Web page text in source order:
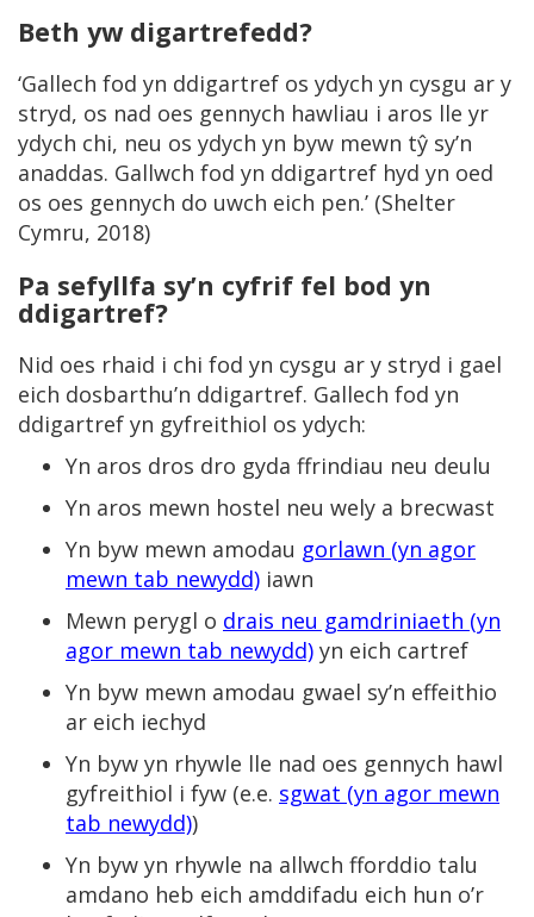
Beth yw digartrefedd?
‘Gallech fod yn ddigartref os ydych yn cysgu ar y
stryd, os nad oes gennych hawliau i aros lle yr
ydych chi, neu os ydych yn byw mewn tŷ sy’n
anaddas. Gallwch fod yn ddigartref hyd yn oed
os oes gennych do uwch eich pen.’ (Shelter
Cymru, 2018)
Pa sefyllfa sy’n cyfrif fel bod yn
ddigartref?
Nid oes rhaid i chi fod yn cysgu ar y stryd i gael
eich dosbarthu’n ddigartref. Gallech fod yn
ddigartref yn gyfreithiol os ydych:
Yn aros dros dro gyda ffrindiau neu deulu
Yn aros mewn hostel neu wely a brecwast
Yn byw mewn amodau gorlawn (yn agor
mewn tab newydd) iawn
Mewn perygl o drais neu gamdriniaeth (yn
agor mewn tab newydd) yn eich cartref
Yn byw mewn amodau gwael sy’n effeithio
ar eich iechyd
Yn byw yn rhywle lle nad oes gennych hawl
gyfreithiol i fyw (e.e. sgwat (yn agor mewn
tab newydd))
Yn byw yn rhywle na allwch fforddio talu
amdano heb eich amddifadu eich hun o’r